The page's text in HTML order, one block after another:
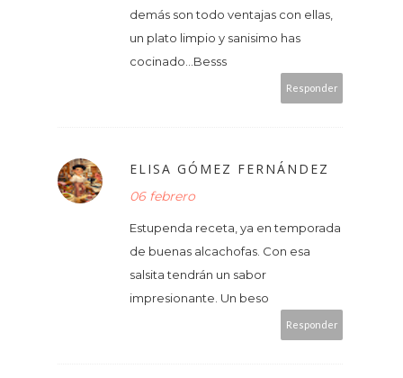
demás son todo ventajas con ellas,
un plato limpio y sanisimo has
cocinado...Besss
Responder
ELISA GÓMEZ FERNÁNDEZ
06 febrero
Estupenda receta, ya en temporada
de buenas alcachofas. Con esa
salsita tendrán un sabor
impresionante. Un beso
Responder